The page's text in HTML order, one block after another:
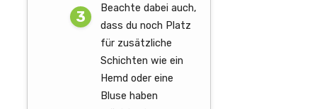
Beachte dabei auch,
dass du noch Platz
für zusätzliche
Schichten wie ein
Hemd oder eine
Bluse haben